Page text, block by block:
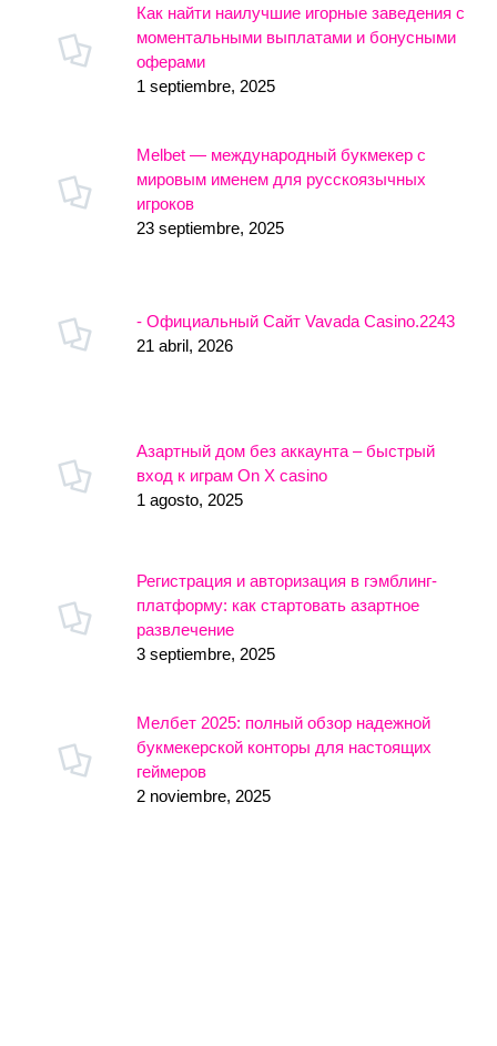
Как найти наилучшие игорные заведения с
моментальными выплатами и бонусными
оферами
1 septiembre, 2025
Melbet — международный букмекер с
мировым именем для русскоязычных
игроков
23 septiembre, 2025
- Официальный Сайт Vavada Casino.2243
21 abril, 2026
Азартный дом без аккаунта – быстрый
вход к играм On X casino
1 agosto, 2025
Регистрация и авторизация в гэмблинг-
платформу: как стартовать азартное
развлечение
3 septiembre, 2025
Мелбет 2025: полный обзор надежной
букмекерской конторы для настоящих
геймеров
2 noviembre, 2025